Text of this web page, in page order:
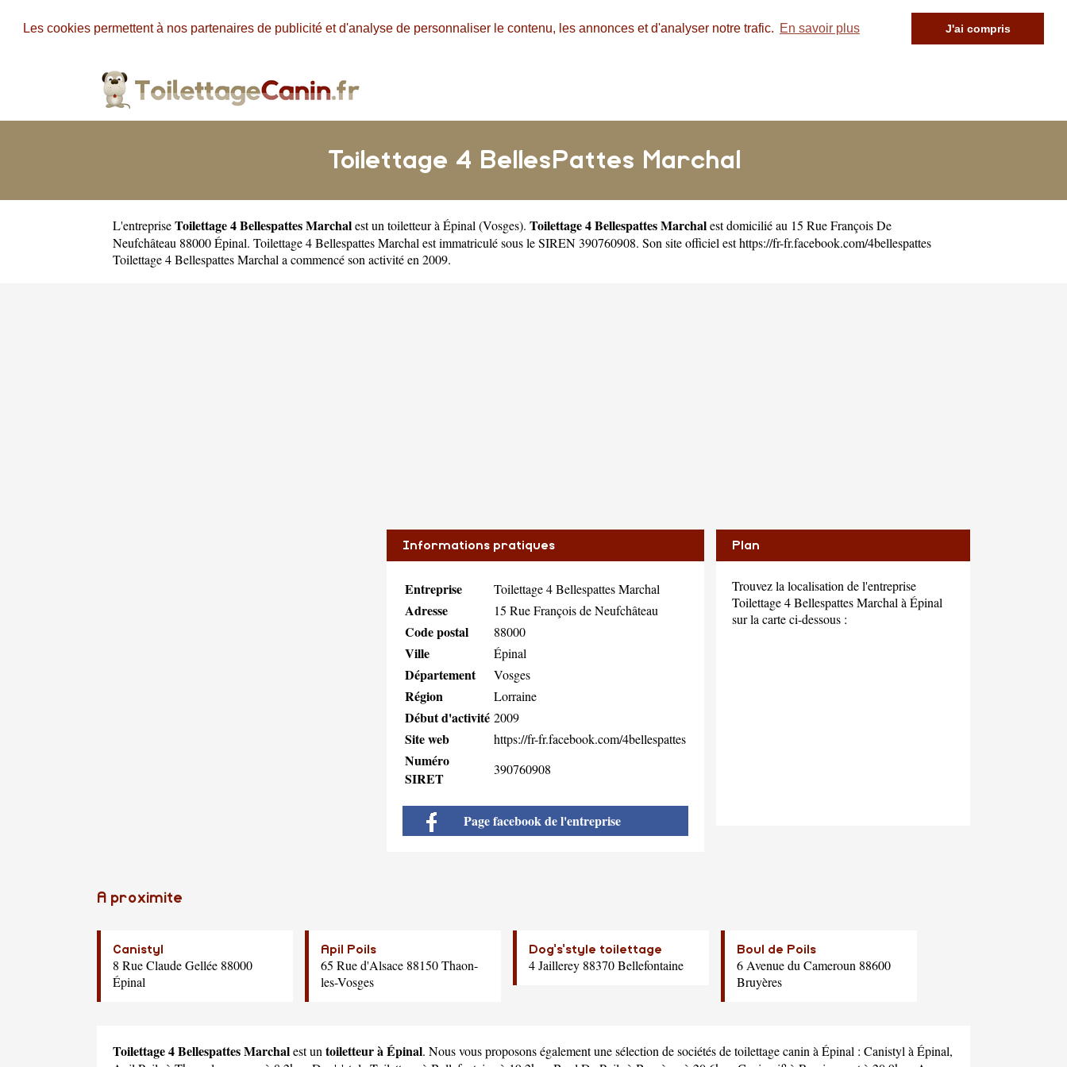
Les cookies permettent à nos partenaires de publicité et d'analyse de personnaliser le contenu, les annonces et d'analyser notre trafic. En savoir plus J'ai compris
Toilettage 4 BellesPattes Marchal
L'entrepriseToilettage 4 Bellespattes Marchalest un toiletteur à Épinal (Vosges). Toilettage 4 Bellespattes Marchalest domicilié au 15 Rue François De
Neufchâteau 88000 Épinal. Toilettage 4 Bellespattes Marchal est immatriculé sous le SIREN 390760908. Son site officiel esthttps://fr-fr.facebook.com/4bellespattes
Toilettage 4 Bellespattes Marchal a commencé son activité en 2009.
Informations pratiques
Entreprise Toilettage 4 Bellespattes Marchal
Adresse 15 Rue François de Neufchâteau
Code postal 88000
Ville Épinal
Département Vosges
Région Lorraine
Début d'activité 2009
Site web https://fr-fr.facebook.com/4bellespattes
Numéro
SIRET
390760908
Page facebook de l'entreprise
Plan
Trouvez la localisation de l'entreprise
Toilettage 4 Bellespattes Marchal à Épinal
sur la carte ci-dessous :
A proximite
Canistyl
8 Rue Claude Gellée 88000
Épinal
Apil Poils
65 Rue d'Alsace 88150 Thaon-
les-Vosges
Dog's'style toilettage
4 Jaillerey 88370 Bellefontaine
Boul de Poils
6 Avenue du Cameroun 88600
Bruyères
Toilettage 4 Bellespattes Marchalest untoiletteur à Épinal. Nous vous proposons également une sélection de sociétés de toilettage canin à Épinal : Canistylà Épinal,